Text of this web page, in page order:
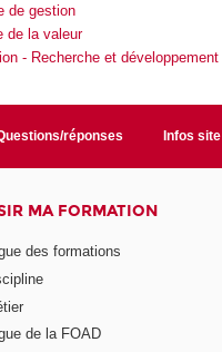
de gestion
de la valeur
- Recherche et développement
réponses Infos site
MA FORMATION
des formations
de la FOAD